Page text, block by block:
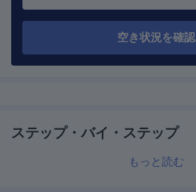
空き状況を確認
ステップ・バイ・ステップ
もっと読む